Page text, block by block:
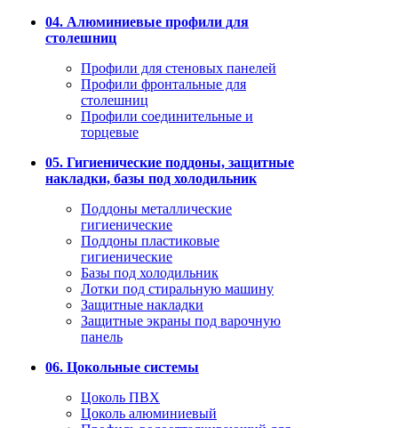
04. Алюминиевые профили для
столешниц
Профили для стеновых панелей
Профили фронтальные для
столешниц
Профили соединительные и
торцевые
05. Гигиенические поддоны, защитные
накладки, базы под холодильник
Поддоны металлические
гигиенические
Поддоны пластиковые
гигиенические
Базы под холодильник
Лотки под стиральную машину
Защитные накладки
Защитные экраны под варочную
панель
06. Цокольные системы
Цоколь ПВХ
Цоколь алюминиевый